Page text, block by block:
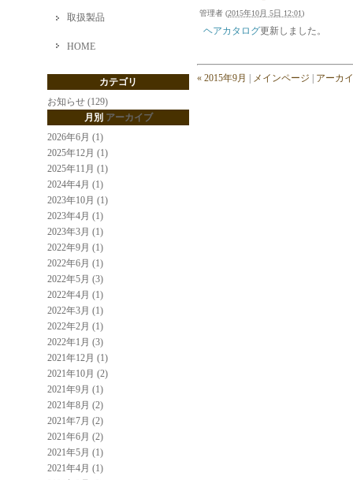
管理者 (2015年10月 5日 12:01)
ヘアカタログ更新しました。
« 2015年9月 メインページ アーカ
取扱製品
HOME
カテゴリ
お知らせ (129)
月別 アーカイブ
2026年6月 (1)
2025年12月 (1)
2025年11月 (1)
2024年4月 (1)
2023年10月 (1)
2023年4月 (1)
2023年3月 (1)
2022年9月 (1)
2022年6月 (1)
2022年5月 (3)
2022年4月 (1)
2022年3月 (1)
2022年2月 (1)
2022年1月 (3)
2021年12月 (1)
2021年10月 (2)
2021年9月 (1)
2021年8月 (2)
2021年7月 (2)
2021年6月 (2)
2021年5月 (1)
2021年4月 (1)